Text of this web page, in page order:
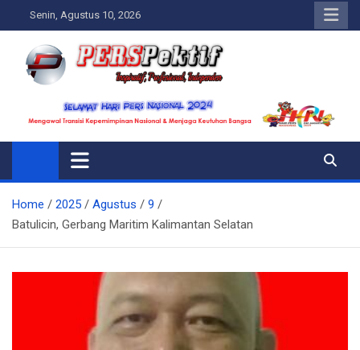
to
content
Senin, Agustus 10, 2026
Perspektif.today
Ispiratif Profesional Independen
Home 2025 Agustus
9
Batulicin, Gerbang Maritim Kalimantan Selatan